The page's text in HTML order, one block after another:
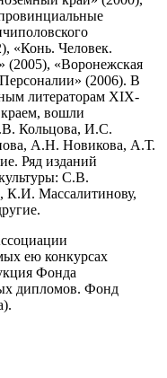
«Конь. Человек.
(2005), «Воронежская
(2006). В
литераторам XIX-
вошли
Кольцова, И.С.
А.Н. Новикова, А.Т.
Ряд изданий
С.В.
К.И. Массалитинову,
ею конкурсах
Фонда
дипломов. Фонд